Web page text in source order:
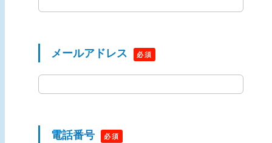
メールアドレス
電話番号